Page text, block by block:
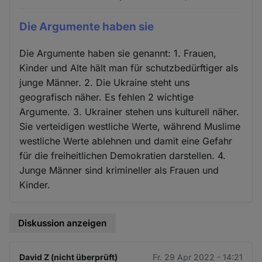
Die Argumente haben sie
Die Argumente haben sie genannt: 1. Frauen,
Kinder und Alte hält man für schutzbedürftiger als
junge Männer. 2. Die Ukraine steht uns
geografisch näher. Es fehlen 2 wichtige
Argumente. 3. Ukrainer stehen uns kulturell näher.
Sie verteidigen westliche Werte, während Muslime
westliche Werte ablehnen und damit eine Gefahr
für die freiheitlichen Demokratien darstellen. 4.
Junge Männer sind krimineller als Frauen und
Kinder.
Diskussion anzeigen
David Z (nicht überprüft) Fr. 29 Apr 2022 - 14:21